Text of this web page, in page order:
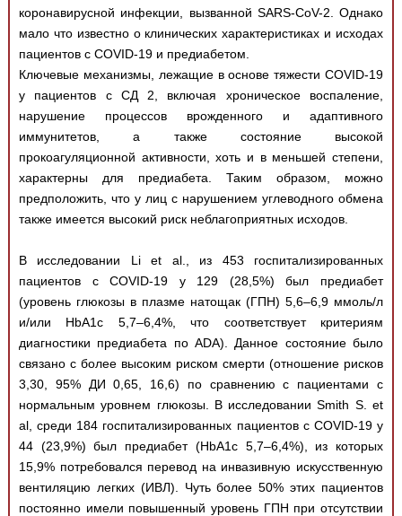
коронавирусной инфекции, вызванной SARS-CoV-2. Однако
мало что известно о клинических характеристиках и исходах
пациентов с COVID-19 и предиабетом.
Ключевые механизмы, лежащие в основе тяжести COVID-19
у пациентов с СД 2, включая хроническое воспаление,
нарушение процессов врожденного и адаптивного
иммунитетов, а также состояние высокой
прокоагуляционной активности, хоть и в меньшей степени,
характерны для предиабета. Таким образом, можно
предположить, что у лиц с нарушением углеводного обмена
также имеется высокий риск неблагоприятных исходов.
В исследовании Li et al., из 453 госпитализированных
пациентов с COVID-19 у 129 (28,5%) был предиабет
(уровень глюкозы в плазме натощак (ГПН) 5,6–6,9 ммоль/л
и/или HbA1c 5,7–6,4%, что соответствует критериям
диагностики предиабета по ADA). Данное состояние было
связано с более высоким риском смерти (отношение рисков
3,30, 95% ДИ 0,65, 16,6) по сравнению с пациентами с
нормальным уровнем глюкозы. В исследовании Smith S. et
al, среди 184 госпитализированных пациентов с COVID-19 у
44 (23,9%) был предиабет (HbA1c 5,7–6,4%), из которых
15,9% потребовался перевод на инвазивную искусственную
вентиляцию легких (ИВЛ). Чуть более 50% этих пациентов
постоянно имели повышенный уровень ГПН при отсутствии